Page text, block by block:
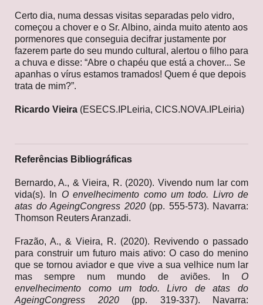
Certo dia, numa dessas visitas separadas pelo vidro,
começou a chover e o Sr. Albino, ainda muito atento aos
pormenores que conseguia decifrar justamente por
fazerem parte do seu mundo cultural, alertou o filho para
a chuva e disse: “Abre o chapéu que está a chover... Se
apanhas o vírus estamos tramados! Quem é que depois
trata de mim?”.
Ricardo Vieira (ESECS.IPLeiria, CICS.NOVA.IPLeiria)
Referências Bibliográficas
Bernardo, A., & Vieira, R. (2020). Vivendo num lar com
vida(s). In O envelhecimento como um todo. Livro de
atas do AgeingCongress 2020(pp. 555-573). Navarra:
Thomson Reuters Aranzadi.
Frazão, A., & Vieira, R. (2020). Revivendo o passado
para construir um futuro mais ativo: O caso do menino
que se tornou aviador e que vive a sua velhice num lar
mas sempre num mundo de aviões. In O
envelhecimento como um todo. Livro de atas do
AgeingCongress 2020(pp. 319-337). Navarra: